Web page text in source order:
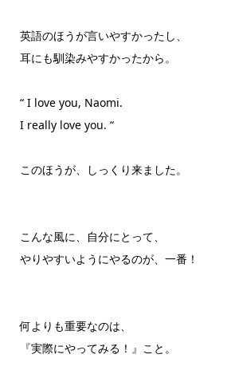
英語のほうが言いやすかったし、
耳にも馴染みやすかったから。
“ I love you, Naomi.
I really love you. “
このほうが、しっくり来ました。
こんな風に、自分にとって、
やりやすいようにやるのが、一番！
何よりも重要なのは、
『実際にやってみる！』こと。